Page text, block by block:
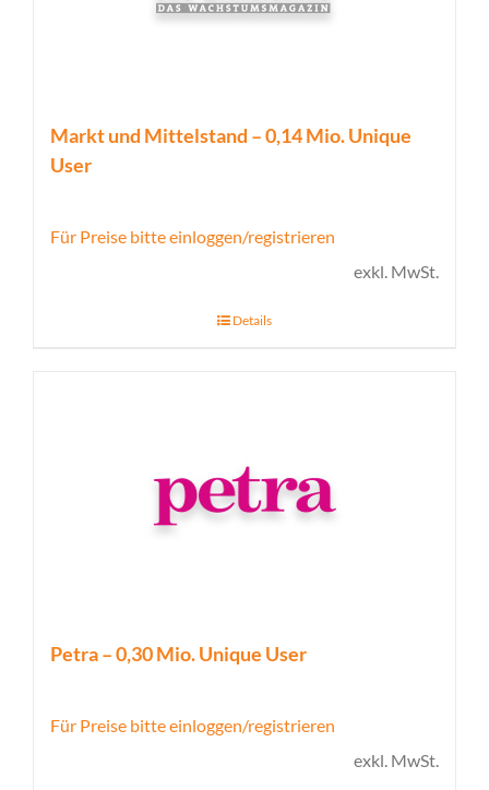
Markt und Mittelstand – 0,14 Mio. Unique
User
Für Preise bitte einloggen/registrieren
exkl. MwSt.
Details
Petra – 0,30 Mio. Unique User
Für Preise bitte einloggen/registrieren
exkl. MwSt.